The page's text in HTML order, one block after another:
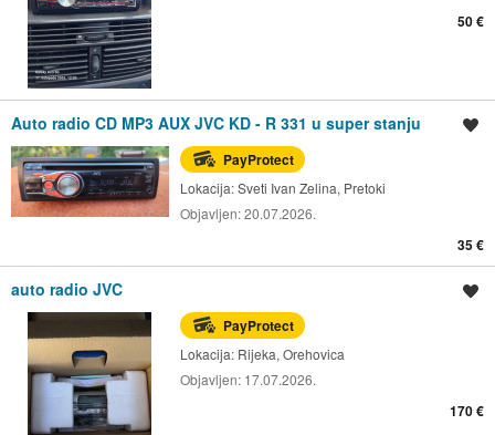
50 €
Auto radio CD MP3 AUX JVC KD - R 331 u super stanju
PayProtect
Lokacija:Sveti Ivan Zelina, Pretoki
Objavljen:20.07.2026.
35 €
auto radio JVC
PayProtect
Lokacija: Rijeka, Orehovica
Objavljen: 17.07.2026.
170 €